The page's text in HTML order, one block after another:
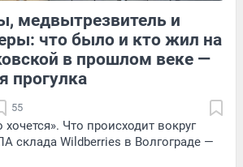
359 Обсудить
медвытрезвитель и
что было и кто жил на
в прошлом веке —
прогулка
55
Что происходит вокруг
склада Wildberries в Волгограде —